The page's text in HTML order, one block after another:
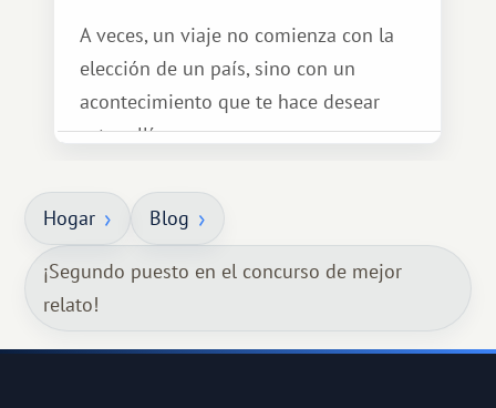
A veces, un viaje no comienza con la
elección de un país, sino con un
acontecimiento que te hace desear
estar allí...
Hogar Blog
¡Segundo puesto en el concurso de mejor
relato!